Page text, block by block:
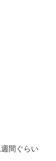
間ぐらい